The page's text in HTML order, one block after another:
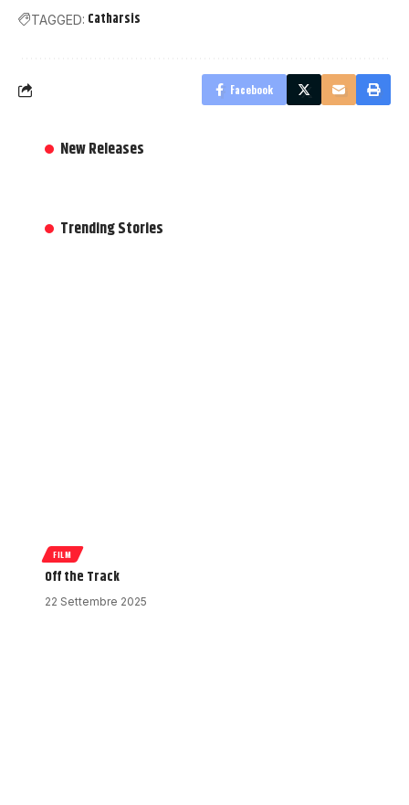
TAGGED: Catharsis
Facebook
New Releases
Trending Stories
FILM
Off the Track
22 Settembre 2025